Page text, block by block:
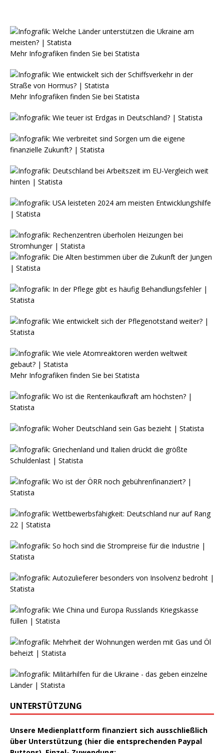
Mehr Infografiken finden Sie bei Statista
Mehr Infografiken finden Sie bei Statista
Mehr Infografiken finden Sie bei Statista
UNTERSTÜTZUNG
Unsere Medienplattform finanziert sich ausschließlich
über Unterstützung (hier die entsprechenden Paypal